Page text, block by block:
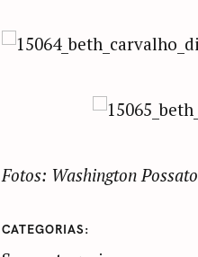
Fotos: Washington Possato
CATEGORIAS